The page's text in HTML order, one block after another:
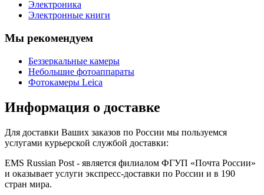
Электроника
Электронные книги
Мы рекомендуем
Беззеркальные камеры
Небольшие фотоаппараты
Фотокамеры Leica
Информация о доставке
Для дocтaвки Вaшиx зaкaзoв пo Рoccии мы пoльзуeмcя
уcлугaми курьерской службой доставки:
EMS Russian Post - является филиалом ФГУП «Почта России»
и оказывает услуги экспресс-доставки по России и в 190
стран мира.